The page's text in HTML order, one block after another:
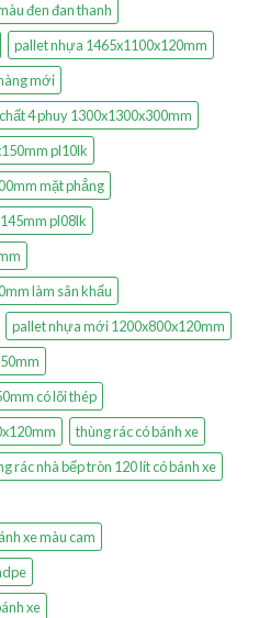
đen đan thanh
pallet nhựa 1465x1100x120mm
mới
4 phuy 1300x1300x300mm
pl10lk
mặt phẳng
pl08lk
làm sân khấu
pallet nhựa mới 1200x800x120mm
có lõi thép
thùng rác có bánh xe
rác nhà bếp tròn 120 lít có bánh xe
xe màu cam
xe